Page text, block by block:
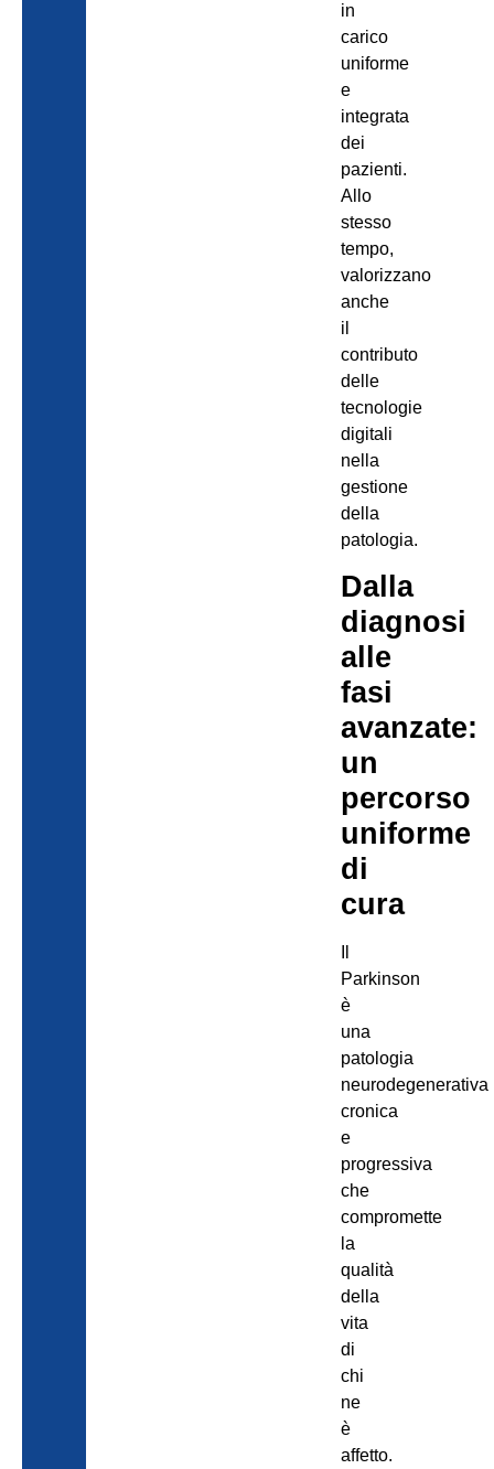
in
carico
uniforme
e
integrata
dei
pazienti.
Allo
stesso
tempo,
valorizzano
anche
il
contributo
delle
tecnologie
digitali
nella
gestione
della
patologia.
Dalla
diagnosi
alle
fasi
avanzate:
un
percorso
uniforme
di
cura
Parkinson
è
una
patologia
neurodegenerativa
cronica
e
progressiva
che
compromette
la
qualità
della
vita
di
chi
ne
è
affetto.